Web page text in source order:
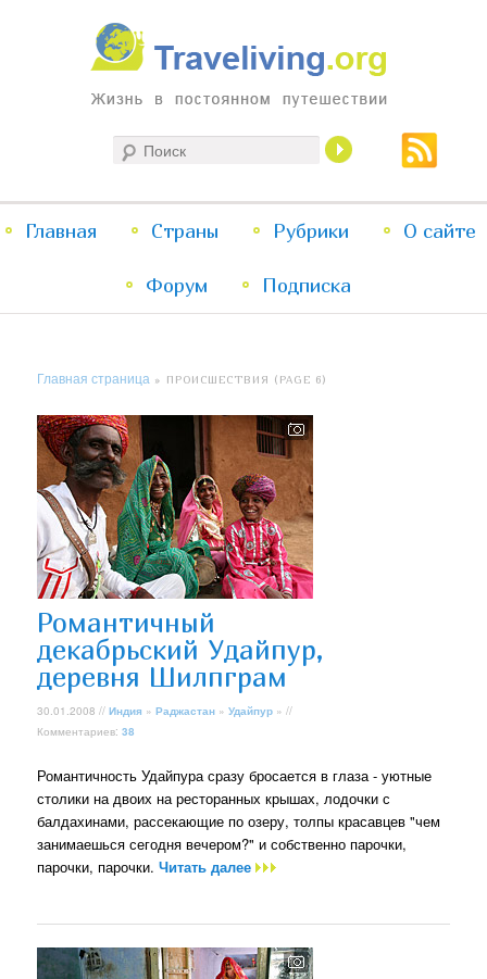
Traveliving
Жизнь в постоянном путешествии
меню
Перейти
к
Перейти
к
Главная Страны Рубрики О сайте
Форум Подписка
Главная страница » ПРОИСШЕСТВИЯ (PAGE 6)
Романтичный
декабрьский Удайпур,
деревня Шилпграм
30.01.2008 //Индия »Раджастан »Удайпур » //
Комментариев:38
Романтичность Удайпура сразу бросается в глаза - уютные
столики на двоих на ресторанных крышах, лодочки с
балдахинами, рассекающие по озеру, толпы красавцев "чем
занимаешься сегодня вечером?" и собственно парочки,
парочки, парочки.Читать далее